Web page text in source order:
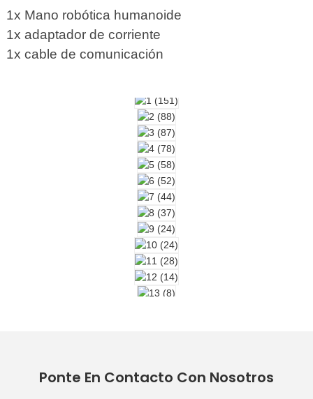
1x Mano robótica humanoide
1x adaptador de corriente
1x cable de comunicación
Ponte En Contacto Con Nosotros